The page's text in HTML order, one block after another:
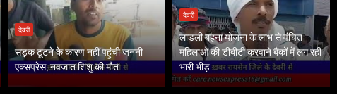
देवरी
सड़क टूटने के कारण नहीं पहुंची जननी
एक्सप्रेस, नवजात शिशु की मौत
देवरी
लाड़ली बहना योजना के लाभ से वंचित
महिलाओं की डीबीटी करवाने बैंकों में लग रही
भारी भीड़